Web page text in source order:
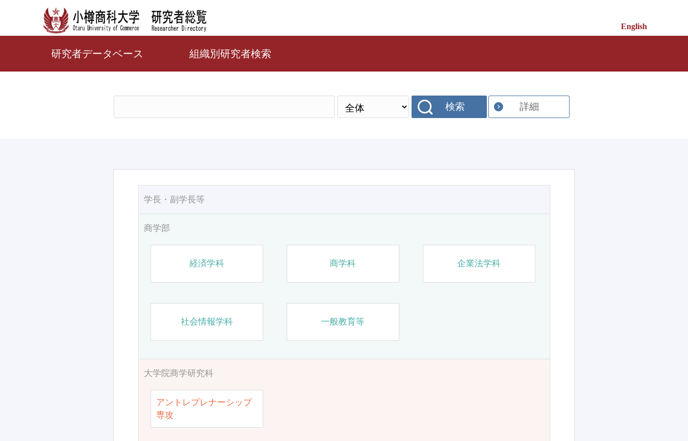
English
研究者データベース 組織別研究者検索
検索 詳細
学長・副学長等
商学部
経済学科 商学科 企業法学科
社会情報学科 一般教育等
大学院商学研究科
アントレプレナーシップ
専攻